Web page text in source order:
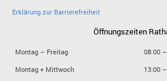
Erklärung zur Barrierefreiheit
Öffnungszeiten
Montag – Freitag
08:00
Montag + Mittwoch
13:00